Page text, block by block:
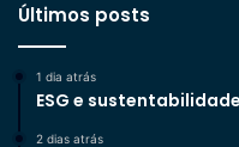
Últimos posts
1 dia atrás
ESG e
2 dias atrás